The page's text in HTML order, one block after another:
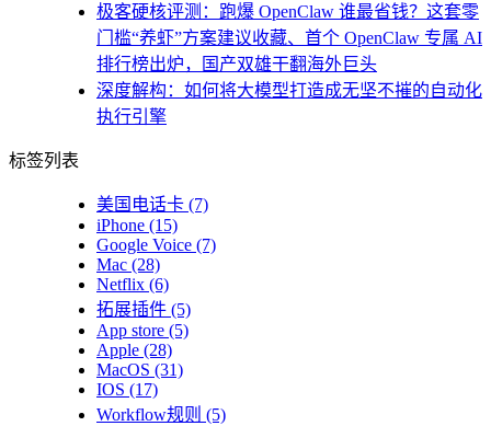
极客硬核评测：跑爆 OpenClaw 谁最省钱？这套零
门槛“养虾”方案建议收藏、首个 OpenClaw 专属 AI
排行榜出炉，国产双雄干翻海外巨头
深度解构：如何将大模型打造成无坚不摧的自动化
执行引擎
标签列表
美国电话卡 (7)
iPhone (15)
Google Voice (7)
Mac (28)
Netflix (6)
拓展插件 (5)
App store (5)
Apple (28)
MacOS (31)
IOS (17)
Workflow规则 (5)